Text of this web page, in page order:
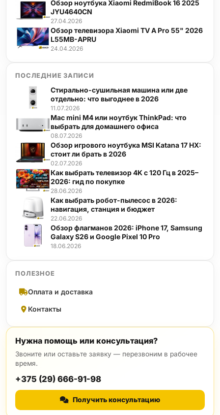
Обзор ноутбука Xiaomi RedmiBook 16 2025
JYU4640CN
27.04.2026
Обзор телевизора Xiaomi TV A Pro 55" 2026
L55MB-APRU
24.04.2026
ПОСЛЕДНИЕ ЗАПИСИ
Стирально-сушильная машина или две
отдельно: что выгоднее в 2026
11.07.2026
Mac mini M4 или ноутбук ThinkPad: что
выбрать для домашнего офиса
08.07.2026
Обзор игрового ноутбука MSI Katana 17 HX:
стоит ли брать в 2026
02.07.2026
Как выбрать телевизор 4K с 120 Гц в 2025–
2026: гид по покупке
28.06.2026
Как выбрать робот-пылесос в 2026:
навигация, станция и бюджет
22.06.2026
Обзор флагманов 2026: iPhone 17, Samsung
Galaxy S26 и Google Pixel 10 Pro
18.06.2026
ПОЛЕЗНОЕ
Оплата и доставка
Контакты
Нужна помощь или консультация?
Звоните или оставьте заявку — перезвоним в рабочее
время.
+375 (29) 666-91-98
Получить консультацию